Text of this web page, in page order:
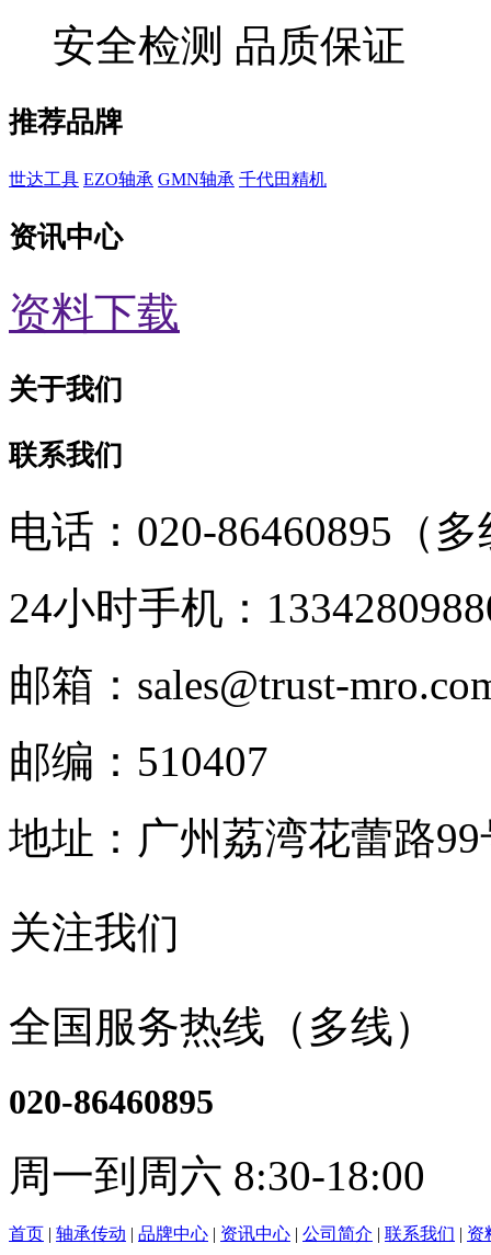
安全检测 品质保证
推荐品牌
世达工具 EZO轴承 GMN轴承 千代田精机
资讯中心
资料下载
关于我们
联系我们
电话：020-86460895（
24小时手机：
邮箱：sales@trust-
邮编：510407
地址：广州荔湾花蕾路
关注我们
全国服务热线（多线）
020-86460895
周一到周六 8:30-18:00
首页 | 轴承传动 | 品牌中心 | 资讯中心 | 公司简介 | 联系我们 | 资